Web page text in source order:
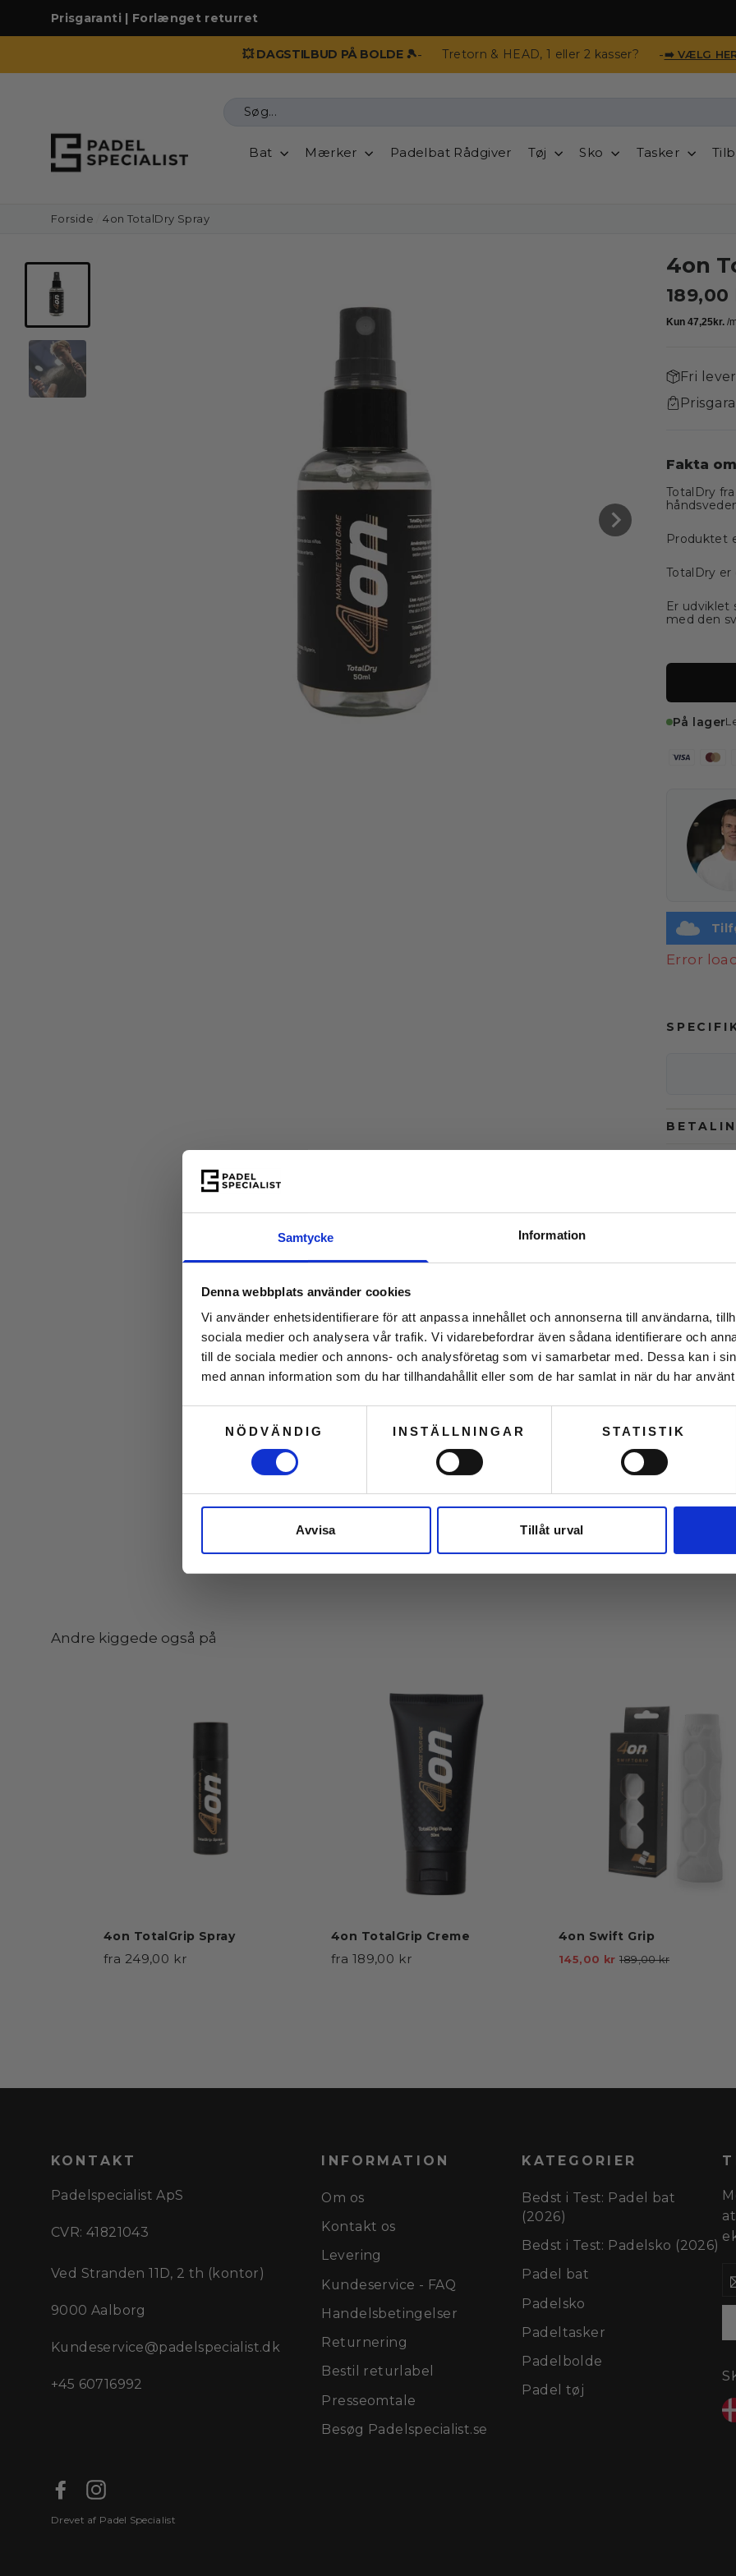
Samtycke Information
Denna webbplats använder cookies
Vi använder enhetsidentifierare för att anpassa innehållet och annonserna till användarna,
sociala medier och analysera vår trafik. Vi vidarebefordrar även sådana identifierare och
till de sociala medier och annons- och analysföretag som vi samarbetar med. Dessa kan i
med annan information som du har tillhandahållit eller som de har samlat in när du har
NÖDVÄNDIG
INSTÄLLNINGAR STATISTIK
Avvisa Tillåt urval
Prisgaranti | Forlænget returret
💥 DAGSTILBUD PÅ BOLDE 🎾- Tretorn & HEAD, 1 eller 2 kasser? -➡️ VÆLG
Bat Mærker Padelbat Rådgiver Tøj Sko Tasker
Forside 4on TotalDry Spray
4on
189,00
Fri
Fakta
TotalDry
Produktet
TotalDry
Er udviklet
med den
På lager
Error
TotalDry
Derefter
maksimal
Ønsker
derimod
Se vores
Se vores
Se vores
Andre kiggede også på
4on TotalGrip Spray
fra 249,00 kr
4on TotalGrip Creme
fra 189,00 kr
4on Swift Grip
145,00 krVejl.
189,00 kr
KONTAKT
Padelspecialist ApS
CVR: 41821043
Ved Stranden 11D, 2 th (kontor)
9000 Aalborg
Kundeservice@padelspecialist.dk
+45 60716992
INFORMATION
Om os
Kontakt os
Levering
Kundeservice - FAQ
Handelsbetingelser
Returnering
Bestil returlabel
Presseomtale
Besøg Padelspecialist.se
KATEGORIER
Bedst i Test: Padel bat
(2026)
Bedst i Test: Padelsko (2026)
Padel bat
Padelsko
Padeltasker
Padelbolde
Padel tøj
Facebook
Drevet af Padel Specialist
Spar10 %
på din
Klik på knappen
hemmelige
JEG VIL GERNE